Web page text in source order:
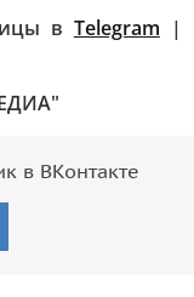
в Telegram |
в ВКонтакте